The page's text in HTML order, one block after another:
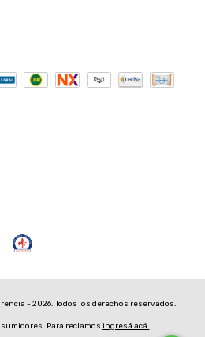
- 2026. Todos los derechos reservados.
Para reclamos ingresá acá.